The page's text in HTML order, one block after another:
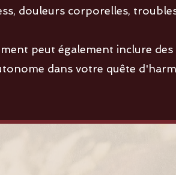
douleurs corporelles,
peut également inclure
dans votre quête